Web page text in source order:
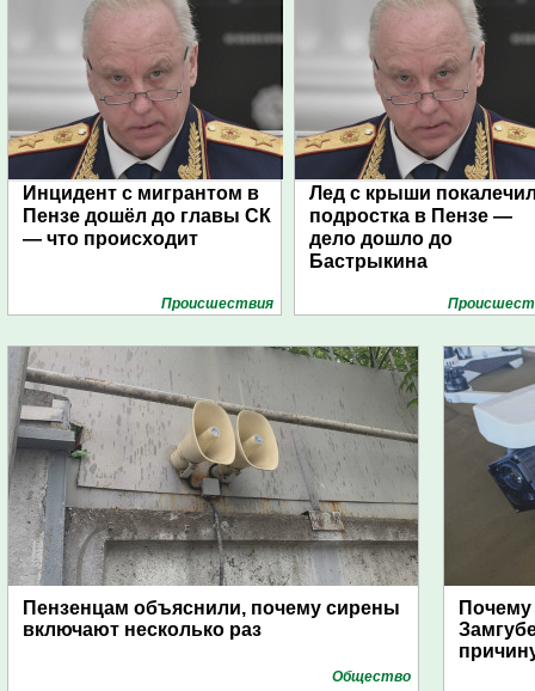
Инцидент с мигрантом в
Пензе дошёл до главы СК
— что происходит
Проиcшествия
Лед с крыши
подростка в Пензе —
дело дошло до
Бастрыкина
Пензенцам объяснили, почему сирены
включают несколько раз
Общество